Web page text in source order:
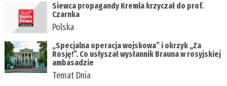
Siewca propagandy Kremla krzyczał do prof.
Czarnka
Polska
„Specjalna operacja wojskowa” i okrzyk „Za
Rosję!”. Co usłyszał wysłannik Brauna w rosyjskiej
ambasadzie
Temat Dnia